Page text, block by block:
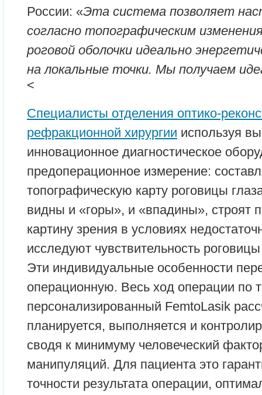
России: «Эта система позволяет
согласно топографическим
роговой оболочки идеально
на локальные точки. Мы получаем
<
Специалисты отделения оптико-
рефракционной хирургии используя
инновационное диагностическое
предоперационное измерение:
топографическую карту роговицы
видны и «горы», и «впадины», строят
картину зрения в условиях
исследуют чувствительность
Эти индивидуальные особенности
операционную. Весь ход операции по
персонализированный FemtoLasik
планируется, выполняется и
сводя к минимуму человеческий
манипуляций. Для пациента это
точности результата операции,